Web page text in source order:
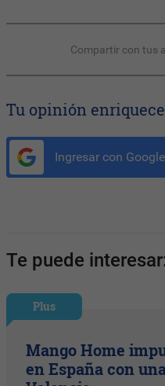
Compartir con tus
Tu opinión
Ingresar con Google
Te puede
Plus
Mango Home
en España con